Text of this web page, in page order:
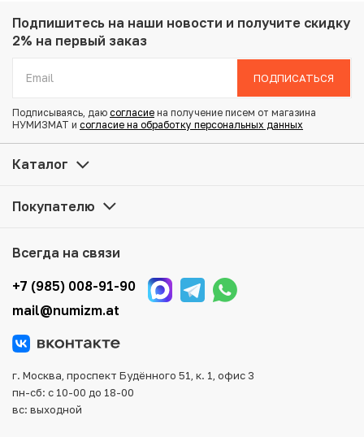
Проба: 800
Вес: 4.05 г
Тираж: 20.000.000
Купить 20 сен 1907 года Япония по привлекательной
цене можно в нашем интернет-магазине — Вам
нашем складе.
того, возможен самовывоз товара из офиса магазина.
Для вашего удобства представлены несколько способов
оплаты и доставки заказа. Все отправления надежно и
тщательно упаковываются, что исключает возможность
Подпишитесь на наши новости и получите скидку
2% на первый заказ
ПОДПИСАТЬСЯ
Подписываясь, даю согласие на получение писем от магазина
НУМИЗМАТ и согласие на обработку персональных данных
Каталог
Покупателю
Всегда на связи
+7 (985) 008-91-90
mail@numizm.at
г. Москва, проспект Будённого 51, к. 1, офис 3
пн-сб: с 10-00 до 18-00
вс: выходной